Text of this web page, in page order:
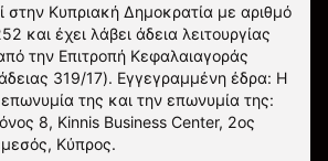
στην Κυπριακή Δημοκρατία με αριθμό
και έχει λάβει άδεια λειτουργίας
την Επιτροπή Κεφαλαιαγοράς
319/17). Εγγεγραμμένη έδρα: Η
επωνυμία της και την επωνυμία της:
8, Kinnis Business Center, 2ος
Κύπρος.